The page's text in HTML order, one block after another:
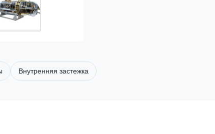
Внутренняя застежка